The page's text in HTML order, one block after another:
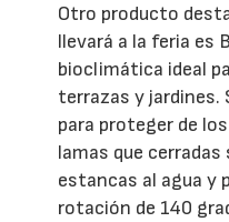
Otro producto
llevará a la feria es
bioclimática ideal
terrazas y jardines.
para proteger de
lamas que
estancas al agua y
rotación de 140